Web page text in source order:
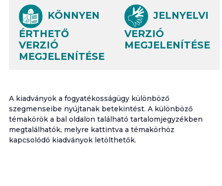
KÖNNYEN
ÉRTHETŐ
VERZIÓ
MEGJELENÍTÉSE
JELNYELVI
VERZIÓ
MEGJELENÍTÉSE
A kiadványok a fogyatékosságügy különböző
szegmenseibe nyújtanak betekintést. A különböző
témakörök a bal oldalon található tartalomjegyzékben
megtalálhatók, melyre kattintva a témakörhöz
kapcsolódó kiadványok letölthetők.